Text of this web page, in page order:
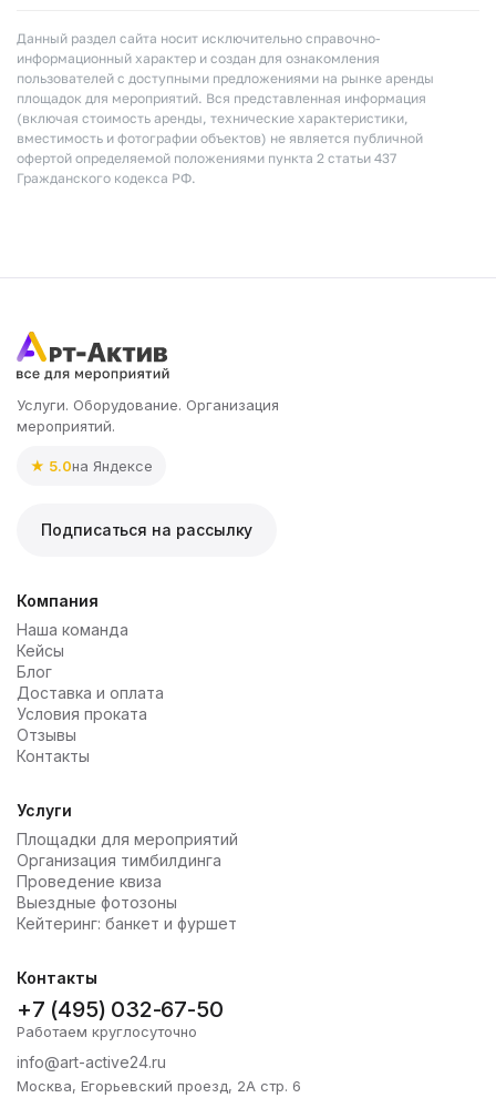
Данный раздел сайта носит исключительно справочно-
информационный характер и создан для ознакомления
пользователей с доступными предложениями на рынке аренды
площадок для мероприятий. Вся представленная информация
(включая стоимость аренды, технические характеристики,
вместимость и фотографии объектов) не является публичной
офертой определяемой положениями пункта 2 статьи 437
Гражданского кодекса РФ.
Услуги. Оборудование. Организация
мероприятий.
★ 5.0на Яндексе
Подписаться на рассылку
Компания
Наша команда
Кейсы
Блог
Доставка и оплата
Условия проката
Отзывы
Контакты
Услуги
Площадки для мероприятий
Организация тимбилдинга
Проведение квиза
Выездные фотозоны
Кейтеринг: банкет и фуршет
Контакты
+7 (495) 032-67-50
Работаем круглосуточно
info@art-active24.ru
Москва, Егорьевский проезд, 2А стр. 6